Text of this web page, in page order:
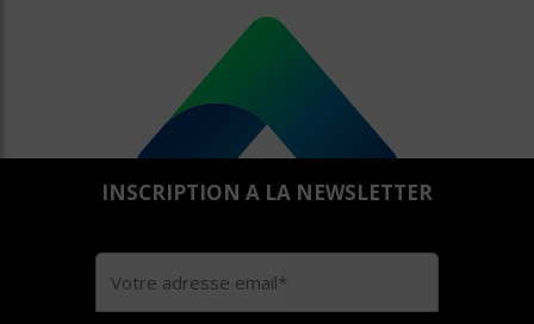
INSCRIPTION A LA NEWSLETTER